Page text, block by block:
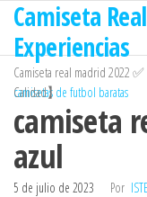
Saltar
contenido
Camiseta
Experiencias
Camiseta real madrid 2022
Calidad】
camisetas de futbol baratas
camiseta
azul
5 de julio de 2023 Por